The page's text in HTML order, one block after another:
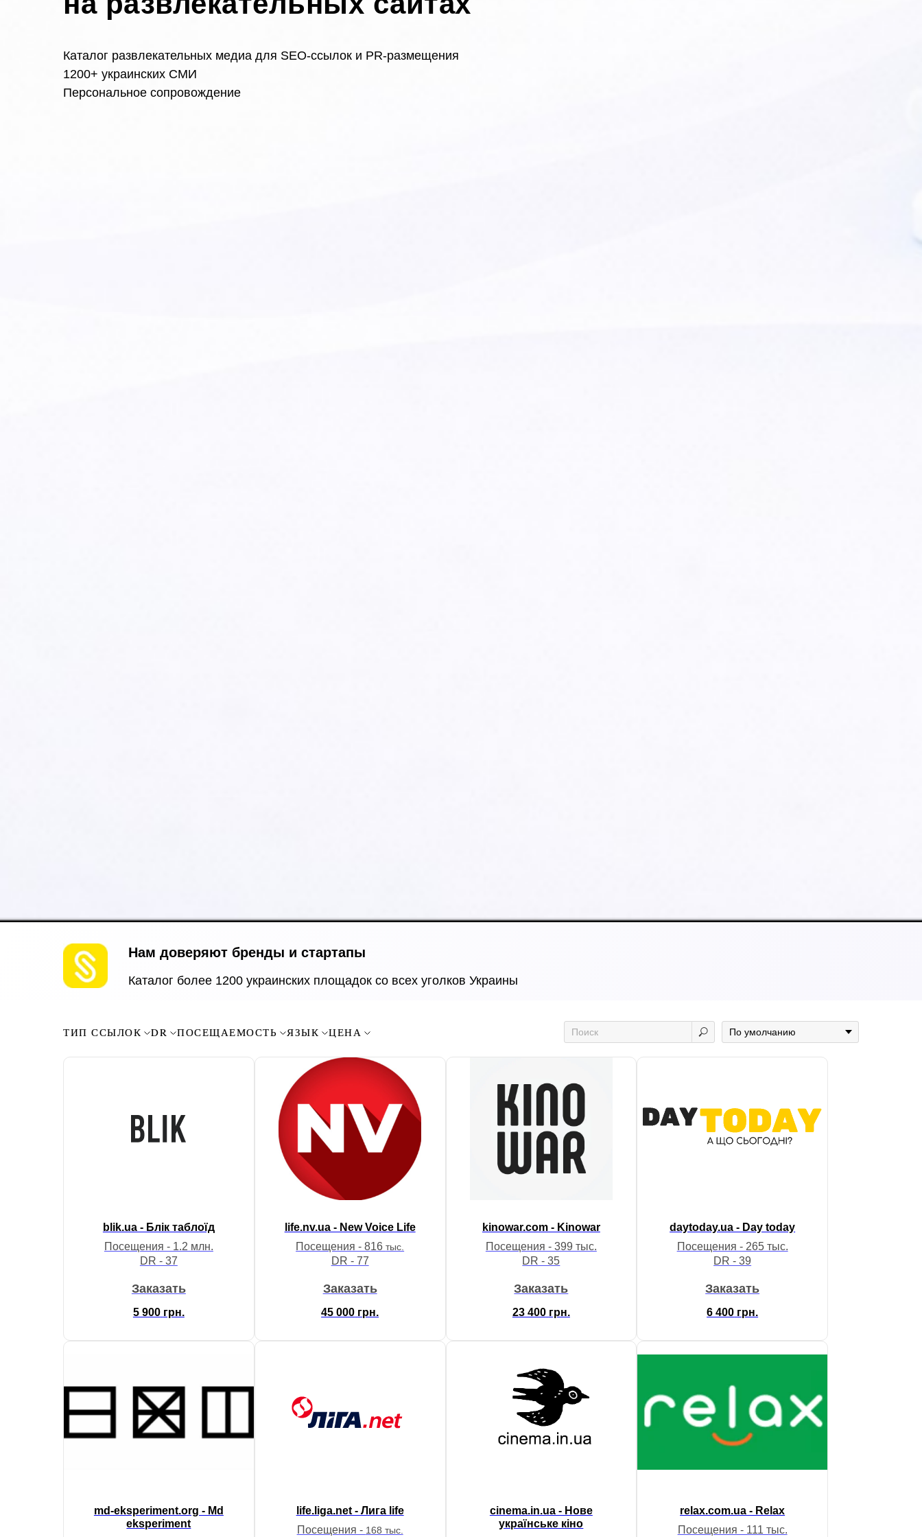
Каталог развлекательных медиа для SEO-ссылок и PR-размещения
1200+ украинских СМИ
Персональное сопровождение
Нам доверяют бренды и стартапы
Каталог более 1200 украинских площадок со всех уголков Украины
ТИП ССЫЛОК DR ПОСЕЩАЕМОСТЬ ЯЗЫК ЦЕНА
blik.ua - Блік таблоїд
Посещения - 1.2 млн.
DR - 37
Заказать
5 900 грн.
life.nv.ua - New Voice Life
Посещения - 816тыс.
DR - 77
Заказать
45 000 грн.
kinowar.com - Kinowar
Посещения - 399 тыс.
DR - 35
Заказать
23 400 грн.
daytoday.ua - Day today
Посещения - 265 тыс.
DR - 39
Заказать
6 400 грн.
md-eksperiment.org - Md
eksperiment
life.liga.net - Лига life
Посещения - 168 тыс.
cinema.in.ua - Нове
українське кіно
relax.com.ua - Relax
Посещения - 111 тыс.